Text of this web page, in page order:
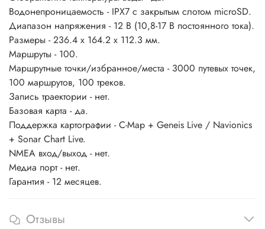
Водонепроницаемость - IPX7 с закрытым слотом microSD.
Диапазон напряжения - 12 В (10,8-17 В постоянного тока).
Размеры - 236.4 x 164.2 x 112.3 мм.
Маршруты - 100.
Маршрутные точки/избранное/места - 3000 путевых точек,
100 маршрутов, 100 треков.
Запись траектории - нет.
Базовая карта - да.
Поддержка картографии - С-Map + Geneis Live / Navionics
+ Sonar Chart Live.
NMEA вход/выход - нет.
Медиа порт - нет.
Гарантия - 12 месяцев.
Отзывы